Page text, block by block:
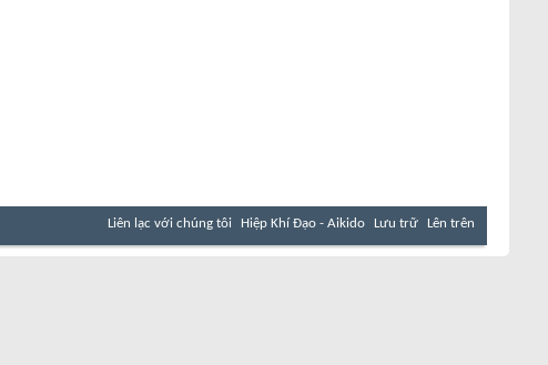
Liên lạc với chúng tôi Hiệp Khí Đạo - Aikido Lưu trữ Lên trên